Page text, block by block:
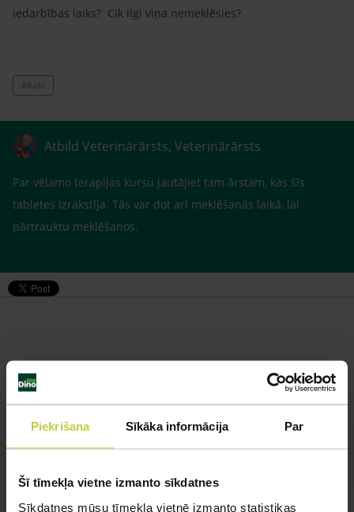
Piekrišana Sīkāka informācija Par
Šī tīmekļa vietne izmanto sīkdatnes
Sīkdatnes mūsu tīmekļa vietnē izmanto statistikas
iedarbības laiks? Cik ilgi viņa nemeklēsies?
#kaki
Atbild Veterinārārsts, Veterinārārsts
Par vēlamo terapijas kursu jautājiet tam ārstam, kas šīs
tabletes izrakstīja. Tās var dot arī meklēšanās laikā, lai
pārtrauktu meklēšanos.
Līdzīgi jautājumi
Mūsu eksperti spēs atbildēt uz jebkuru Jūsu jautājumu